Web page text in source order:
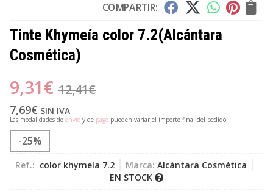
COMPARTIR:
Tinte Khymeía color 7.2(Alcántara
Cosmética)
9,31€ 12,41€
7,69€ SIN IVA
Las modalidades de envío y de pago pueden variar el importe final del pedido.
-25%
Ref.: color khymeía 7.2 Marca: Alcántara Cosmética
EN STOCK